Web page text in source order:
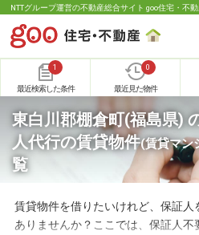
NTTグループ運営の不動産総合サイト goo住宅・不
1
最近検索した条件
0
最近見た物件
東白川郡棚倉町(福島県)
人代行の賃貸物件(賃貸マン
覧
賃貸物件を借りたいけれど、保証
ありませんか？ここでは、保証人